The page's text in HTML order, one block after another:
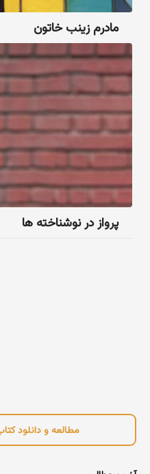
مادرم زینب خاتون
پرواز در نوشناخته ها
مطالعه و دانلود